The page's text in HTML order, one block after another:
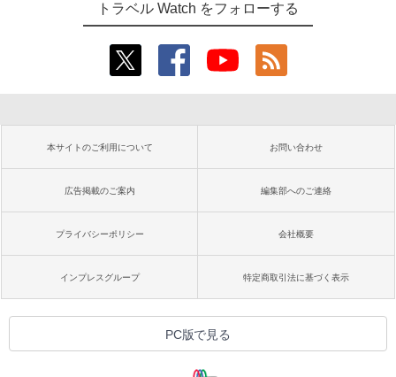
トラベル Watch をフォローする
本サイトのご利用について お問い合わせ
広告掲載のご案内 編集部へのご連絡
プライバシーポリシー 会社概要
インプレスグループ 特定商取引法に基づく表示
PC版で見る